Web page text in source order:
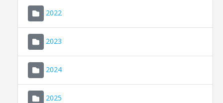
2022
2023
2024
2025